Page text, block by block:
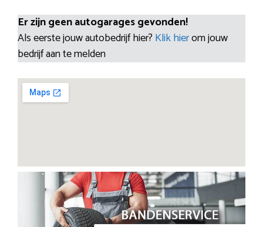
Er zijn geen autogarages gevonden!
Als eerste jouw autobedrijf hier? Klik hierom jouw
bedrijf aan te melden